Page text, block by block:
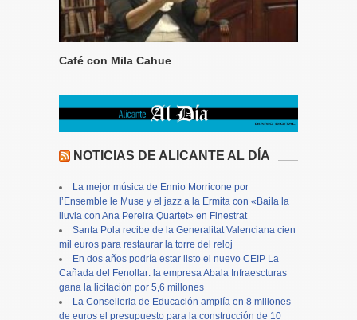
Café con Mila Cahue
NOTICIAS DE ALICANTE AL DÍA
La mejor música de Ennio Morricone por
l’Ensemble le Muse y el jazz a la Ermita con «Baila la
lluvia con Ana Pereira Quartet» en Finestrat
Santa Pola recibe de la Generalitat Valenciana cien
mil euros para restaurar la torre del reloj
En dos años podría estar listo el nuevo CEIP La
Cañada del Fenollar: la empresa Abala Infraescturas
gana la licitación por 5,6 millones
La Conselleria de Educación amplía en 8 millones
de euros el presupuesto para la construcción de 10